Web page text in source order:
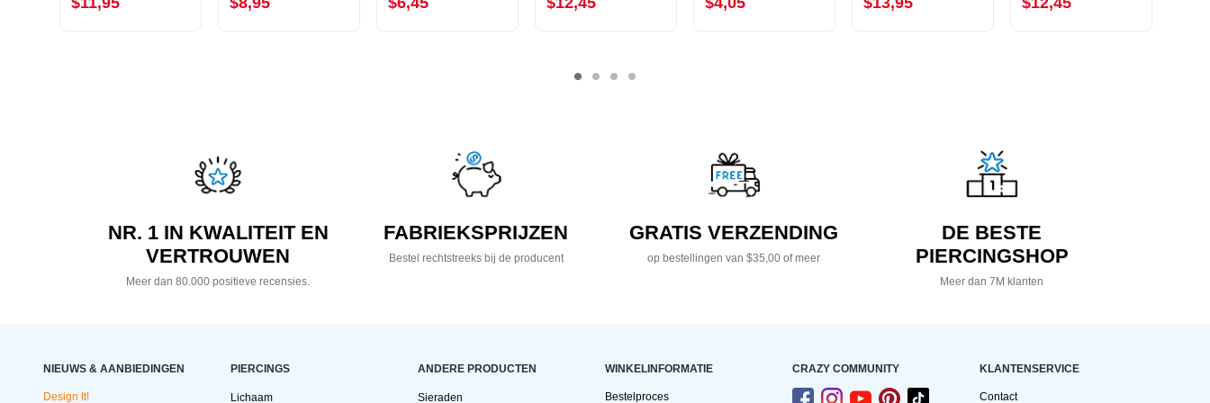
NR. 1 IN KWALITEIT EN
VERTROUWEN
Meer dan 80.000 positieve recensies.
FABRIEKSPRIJZEN
Bestel rechtstreeks bij de producent
GRATIS VERZENDING
op bestellingen van $35,00 of meer
DE BESTE
PIERCINGSHOP
Meer dan 7M klanten
NIEUWS & AANBIEDINGEN
Design It!
PIERCINGS
Lichaam
ANDERE PRODUCTEN
Sieraden
WINKELINFORMATIE
Bestelproces
CRAZY COMMUNITY KLANTENSERVICE
Contact